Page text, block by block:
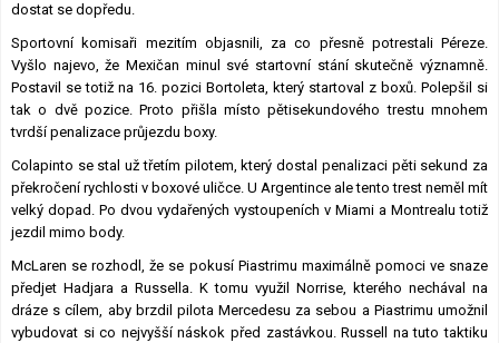
dostat se dopředu.
Sportovní komisaři mezitím objasnili, za co přesně potrestali Péreze.
Vyšlo najevo, že Mexičan minul své startovní stání skutečně významně.
Postavil se totiž na 16. pozici Bortoleta, který startoval z boxů. Polepšil si
tak o dvě pozice. Proto přišla místo pětisekundového trestu mnohem
tvrdší penalizace průjezdu boxy.
Colapinto se stal už třetím pilotem, který dostal penalizaci pěti sekund za
překročení rychlosti v boxové uličce. U Argentince ale tento trest neměl mít
velký dopad. Po dvou vydařených vystoupeních v Miami a Montrealu totiž
jezdil mimo body.
McLaren se rozhodl, že se pokusí Piastrimu maximálně pomoci ve snaze
předjet Hadjara a Russella. K tomu využil Norrise, kterého nechával na
dráze s cílem, aby brzdil pilota Mercedesu za sebou a Piastrimu umožnil
vybudovat si co nejvyšší náskok před zastávkou. Russell na tuto taktiku